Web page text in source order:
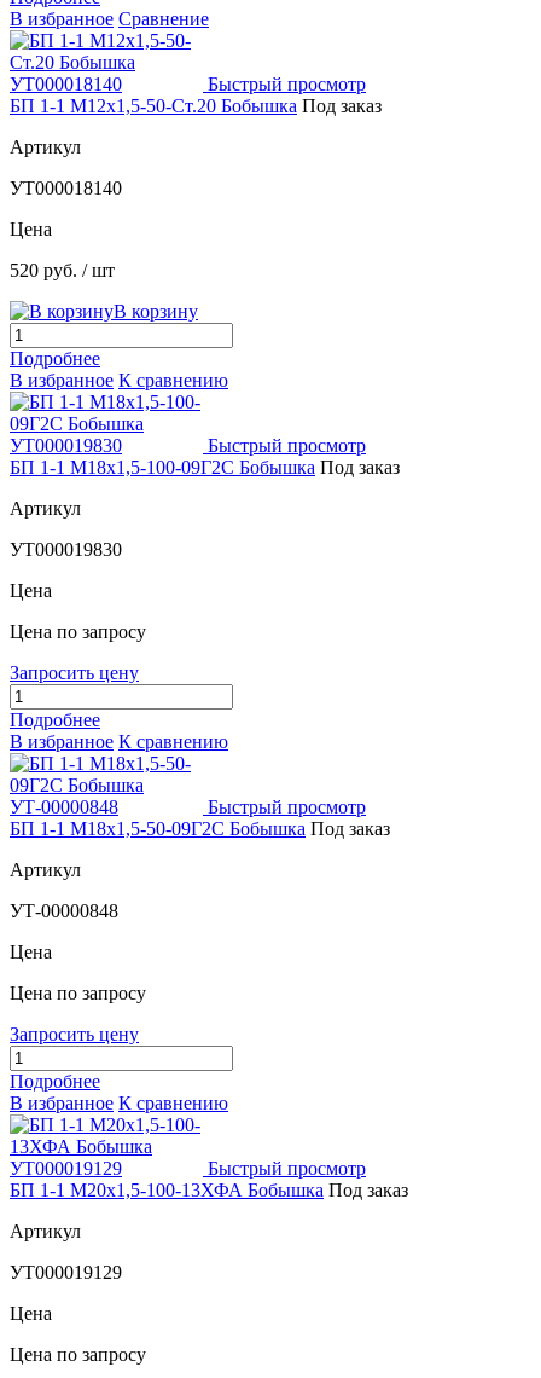
В избранное Сравнение
Быстрый просмотр
БП 1-1 М12х1,5-50-Ст.20 Бобышка Под заказ
Артикул
УТ000018140
Цена
520 руб. / шт
В корзину
Подробнее
В избранное К сравнению
Быстрый просмотр
БП 1-1 М18х1,5-100-09Г2С Бобышка Под заказ
Артикул
УТ000019830
Цена
Цена по запросу
Запросить цену
Подробнее
В избранное К сравнению
Быстрый просмотр
БП 1-1 М18х1,5-50-09Г2С Бобышка Под заказ
Артикул
УТ-00000848
Цена
Цена по запросу
Запросить цену
Подробнее
В избранное К сравнению
Быстрый просмотр
БП 1-1 М20х1,5-100-13ХФА Бобышка Под заказ
Артикул
УТ000019129
Цена
Цена по запросу